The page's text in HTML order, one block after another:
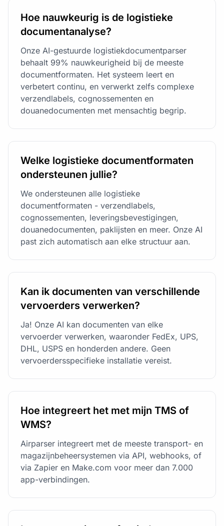
Hoe nauwkeurig is de logistieke
documentanalyse?
Onze AI-gestuurde logistiekdocumentparser
behaalt 99% nauwkeurigheid bij de meeste
documentformaten. Het systeem leert en
verbetert continu, en verwerkt zelfs complexe
verzendlabels, cognossementen en
douanedocumenten met mensachtig begrip.
Welke logistieke documentformaten
ondersteunen jullie?
We ondersteunen alle logistieke
documentformaten - verzendlabels,
cognossementen, leveringsbevestigingen,
douanedocumenten, paklijsten en meer. Onze AI
past zich automatisch aan elke structuur aan.
Kan ik documenten van verschillende
vervoerders verwerken?
Ja! Onze AI kan documenten van elke
vervoerder verwerken, waaronder FedEx, UPS,
DHL, USPS en honderden andere. Geen
vervoerdersspecifieke installatie vereist.
Hoe integreert het met mijn TMS of
WMS?
Airparser integreert met de meeste transport- en
magazijnbeheersystemen via API, webhooks, of
via Zapier en Make.com voor meer dan 7.000
app-verbindingen.